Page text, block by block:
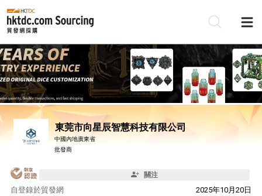
東莞市向星辰智慧科技有限公司
中國內地廣東省
批發商
關注
自 2025年10月20日
登錄於貿發網